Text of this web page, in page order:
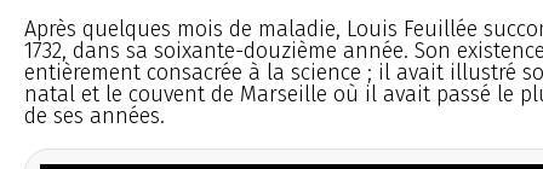
Après quelques mois de maladie, Louis Feuillée
1732, dans sa soixante-douzième année. Son
entièrement consacrée à la science ; il avait illustré
natal et le couvent de Marseille où il avait passé le
de ses années.